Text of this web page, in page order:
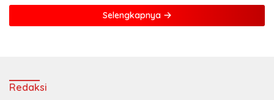
Selengkapnya
Redaksi